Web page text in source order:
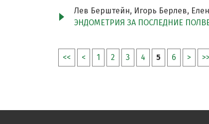
Лев Берштейн, Игорь Берлев,
ЭНДОМЕТРИЯ ЗА ПОСЛЕДНИЕ
<< < 1 2 3 4 5 6 > >>